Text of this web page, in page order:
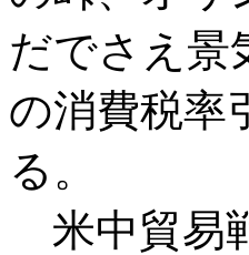
だでさえ景
の消費税率
る。
米中貿易